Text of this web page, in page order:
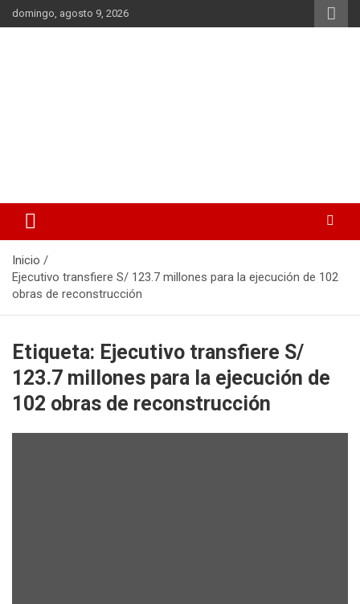
Saltar
al
domingo, agosto 9, 2026
Inicio
Ejecutivo transfiere S/ 123.7 millones para la ejecución de 102
obras de reconstrucción
Etiqueta: Ejecutivo transfiere S/
123.7 millones para la ejecución de
102 obras de reconstrucción